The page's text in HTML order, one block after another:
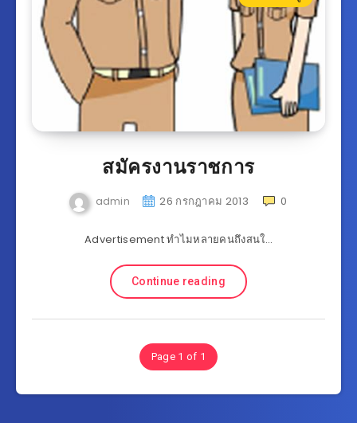
สมัครงานราชการ
admin 26 กรกฎาคม 2013 0
Advertisement ทำไมหลายคนถึงสนใ…
Continue reading
Page 1 of 1